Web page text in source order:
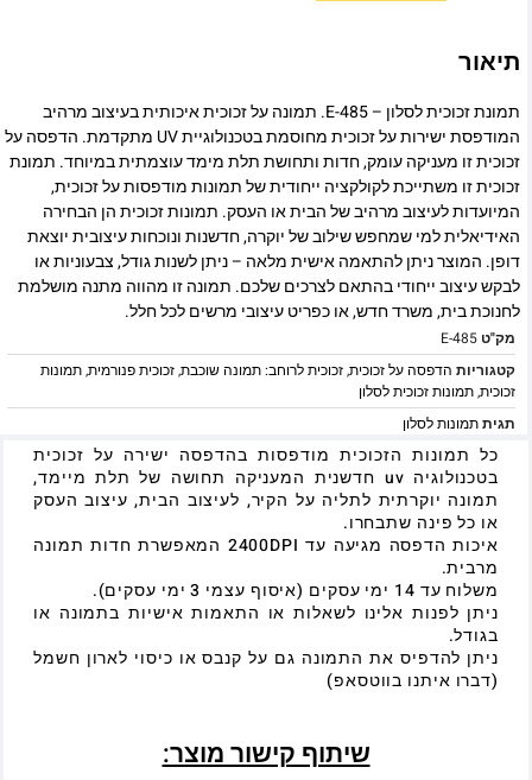
תיאור
תמונת זכוכית לסלון – E-485. תמונה על זכוכית איכותית בעיצוב מרהיב
המודפסת ישירות על זכוכית מחוסמת בטכנולוגיית UV מתקדמת. הדפסה על
זכוכית זו מעניקה עומק, חדות ותחושת תלת מימד עוצמתית במיוחד. תמונת
זכוכית זו משתייכת לקולקציה ייחודית של תמונות מודפסות על זכוכית,
המיועדות לעיצוב מרהיב של הבית או העסק. תמונות זכוכית הן הבחירה
האידיאלית למי שמחפש שילוב של יוקרה, חדשנות ונוכחות עיצובית יוצאת
דופן. המוצר ניתן להתאמה אישית מלאה – ניתן לשנות גודל, צבעוניות או
לבקש עיצוב ייחודי בהתאם לצרכים שלכם. תמונה זו מהווה מתנה מושלמת
לחנוכת בית, משרד חדש, או כפריט עיצובי מרשים לכל חלל.
מק"טE-485
קטגוריות הדפסה על זכוכית,זכוכית לרוחב: תמונה שוכבת,זכוכית פנורמית,תמונות
זכוכית,תמונות זכוכית לסלון
תגיתתמונות לסלון
כל תמונות הזכוכית מודפסות בהדפסה ישירה על זכוכית
בטכנולוגיה uv חדשנית המעניקה תחושה של תלת מיימד,
תמונה יוקרתית לתליה על הקיר, לעיצוב הבית, עיצוב העסק
או כל פינה שתבחרו.
איכות הדפסה מגיעה עד 2400DPI המאפשרת חדות תמונה
מרבית.
משלוח עד 14 ימי עסקים (איסוף עצמי 3 ימי עסקים).
ניתן לפנות אלינו לשאלות או התאמות אישיות בתמונה או
בגודל.
ניתן להדפיס את התמונה גם על קנבס או כיסוי לארון חשמל
(דברו איתנו בווטסאפ)
שיתוף קישור מוצר: